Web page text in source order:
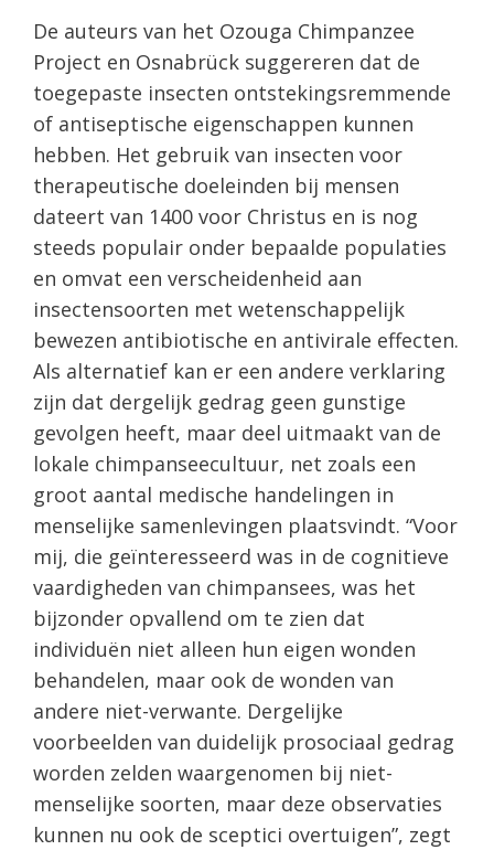
De auteurs van het Ozouga Chimpanzee
Project en Osnabrück suggereren dat de
toegepaste insecten ontstekingsremmende
of antiseptische eigenschappen kunnen
hebben. Het gebruik van insecten voor
therapeutische doeleinden bij mensen
dateert van 1400 voor Christus en is nog
steeds populair onder bepaalde populaties
en omvat een verscheidenheid aan
insectensoorten met wetenschappelijk
bewezen antibiotische en antivirale effecten.
Als alternatief kan er een andere verklaring
zijn dat dergelijk gedrag geen gunstige
gevolgen heeft, maar deel uitmaakt van de
lokale chimpanseecultuur, net zoals een
groot aantal medische handelingen in
menselijke samenlevingen plaatsvindt. “Voor
mij, die geïnteresseerd was in de cognitieve
vaardigheden van chimpansees, was het
bijzonder opvallend om te zien dat
individuën niet alleen hun eigen wonden
behandelen, maar ook de wonden van
andere niet-verwante. Dergelijke
voorbeelden van duidelijk prosociaal gedrag
worden zelden waargenomen bij niet-
menselijke soorten, maar deze observaties
kunnen nu ook de sceptici overtuigen”, zegt